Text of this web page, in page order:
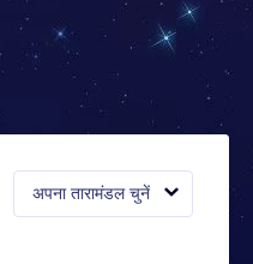
अपना तारामंडल चुनें